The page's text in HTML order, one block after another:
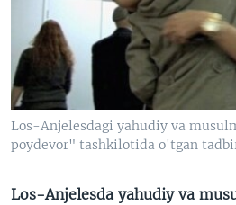
VIDEO
XABARLAR SURATLARDA
ODNOKLASSNIKI
TELEGRAM
TWITTER
SOUNDCLOUD
VOA
Los-Anjelesdagi yahudiy va
poydevor" tashkilotida o'tgan
Los-Anjelesda yahudiy va